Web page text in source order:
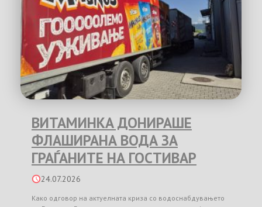
ВИТАМИНКА ДОНИРАШЕ
ФЛАШИРАНА ВОДА ЗА
ГРАЃАНИТЕ НА ГОСТИВАР
24.07.2026
Како одговор на актуелната криза со водоснабдувањето